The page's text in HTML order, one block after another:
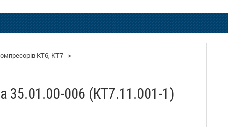
КТ6, КТ7 >
35.01.00-006 (КТ7.11.001-1)